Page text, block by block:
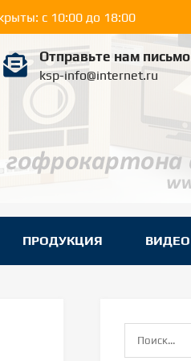
с 10:00 до 18:00
Отправьте нам письмо
ksp-info@internet.ru
ПРОДУКЦИЯ ВИДЕО